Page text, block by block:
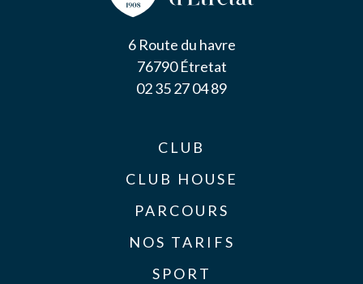
6 Route du havre
76790 Étretat
02 35 27 04 89
CLUB
CLUB HOUSE
PARCOURS
NOS TARIFS
SPORT